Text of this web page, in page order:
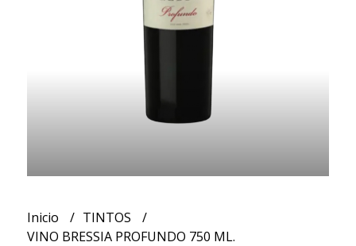
Inicio
TINTOS
VINO BRESSIA PROFUNDO 750 ML.